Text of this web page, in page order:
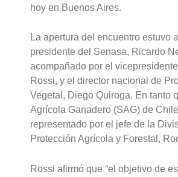
hoy en Buenos Aires.
La apertura del encuentro estuvo
presidente del Senasa, Ricardo
acompañado por el
Rossi, y el director nacional de
Vegetal, Diego Quiroga. En tanto
Agrícola Ganadero (SAG) de
representado por el jefe de la
Protección Agrícola y Forestal,
Rossi afirmó que “el objetivo de